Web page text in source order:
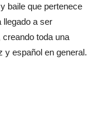
baile que pertenece
llegado a ser
toda una
y español en general.